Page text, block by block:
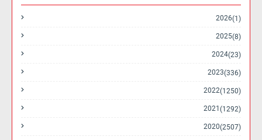
2026 (1)
2025 (8)
2024 (23)
2023 (336)
2022 (1250)
2021 (1292)
2020 (2507)